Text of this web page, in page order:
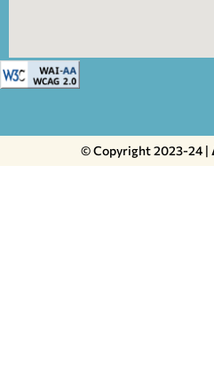
© Copyright 2023-24 |